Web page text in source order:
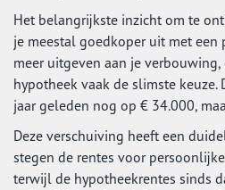
Het belangrijkste inzicht om te
je meestal goedkoper uit met een
meer uitgeven aan je
hypotheek vaak de slimste
jaar geleden nog op € 34.000,
Deze verschuiving heeft een
stegen de rentes voor
terwijl de hypotheekrentes sinds